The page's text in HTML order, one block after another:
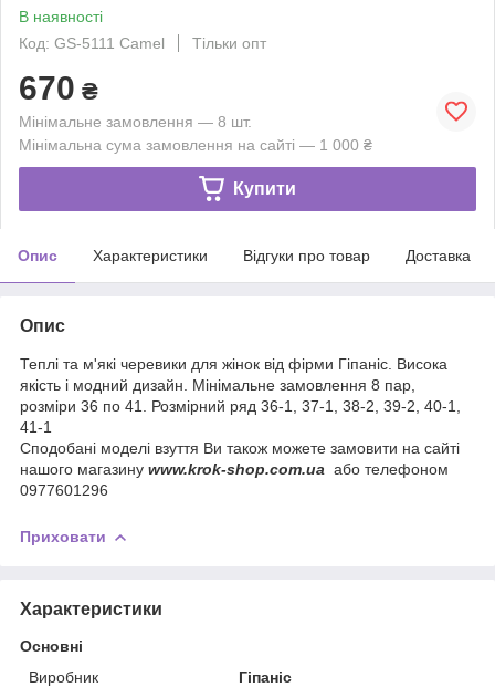
В наявності
Код: GS-5111 Camel
Тільки опт
670 ₴
Мінімальне замовлення — 8 шт.
Мінімальна сума замовлення на сайті — 1 000 ₴
Купити
Опис Характеристики Відгуки про товар Доставка
Опис
Теплі та м'які черевики для жінок від фірми Гіпаніс. Висока
якість і модний дизайн. Мінімальне замовлення 8 пар,
розміри 36 по 41. Розмірний ряд 36-1, 37-1, 38-2, 39-2, 40-1,
41-1
Сподобані моделі взуття Ви також можете замовити на сайті
нашого магазину www.krok-shop.com.ua або телефоном
0977601296
Приховати
Характеристики
Основні
Виробник
Гіпаніс